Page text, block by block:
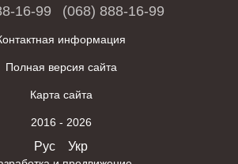
16-99 (068) 888-16-99
информация
Полная версия сайта
Карта сайта
2016 - 2026
Рус Укр